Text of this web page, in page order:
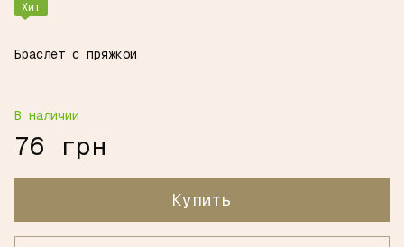
Хит
Браслет с пряжкой
В наличии
76 грн
Купить